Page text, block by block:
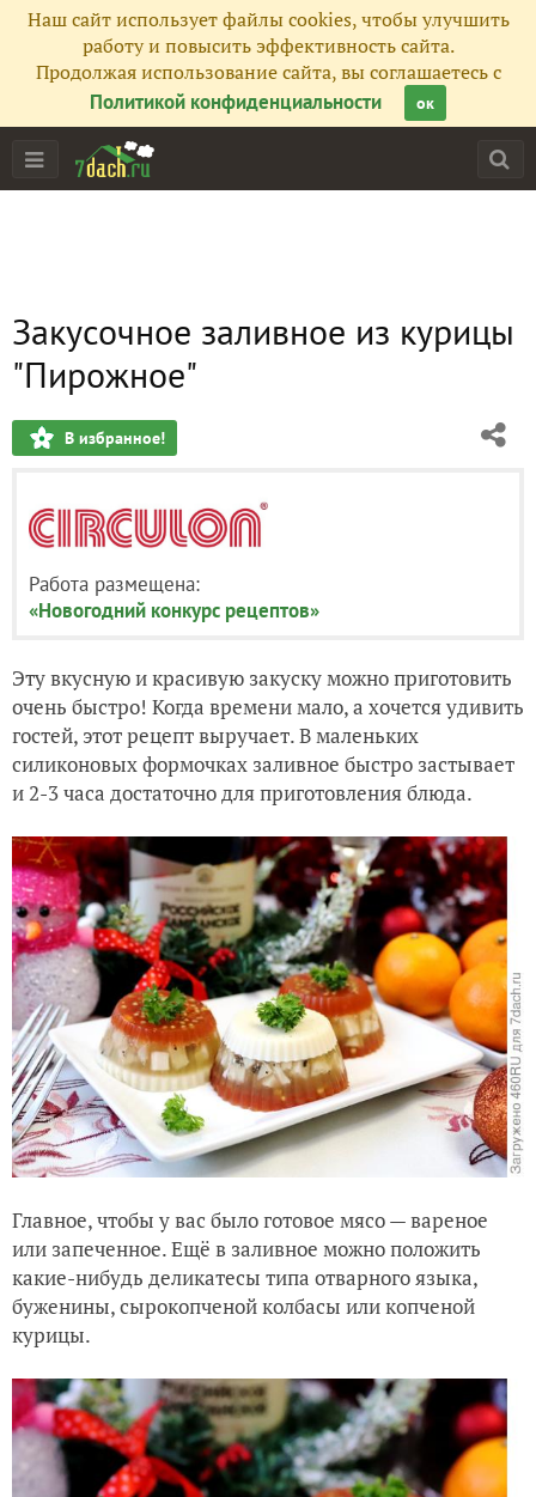
Наш сайт использует файлы cookies, чтобы улучшить
работу и повысить эффективность сайта.
Продолжая использование сайта, вы соглашаетесь с
Политикой конфиденциальности
ок
Закусочное заливное из курицы
"Пирожное"
В избранное!
Работа размещена:
«Новогодний конкурс рецептов»
Эту вкусную и красивую закуску можно приготовить
очень быстро! Когда времени мало, а хочется удивить
гостей, этот рецепт выручает. В маленьких
силиконовых формочках заливное быстро застывает
и 2-3 часа достаточно для приготовления блюда.
Главное, чтобы у вас было готовое мясо — вареное
или запеченное. Ещё в заливное можно положить
какие-нибудь деликатесы типа отварного языка,
буженины, сырокопченой колбасы или копченой
курицы.